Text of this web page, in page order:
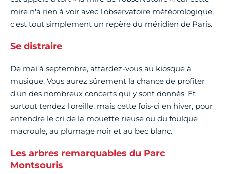
mire n'a rien à voir avec l'observatoire météorologique,
c'est tout simplement un repère du méridien de Paris.
Se distraire
De mai à septembre, attardez-vous au kiosque à
musique. Vous aurez sûrement la chance de profiter
d'un des nombreux concerts qui y sont donnés. Et
surtout tendez l'oreille, mais cette fois-ci en hiver, pour
entendre le cri de la mouette rieuse ou du foulque
macroule, au plumage noir et au bec blanc.
Les arbres remarquables du Parc
Montsouris